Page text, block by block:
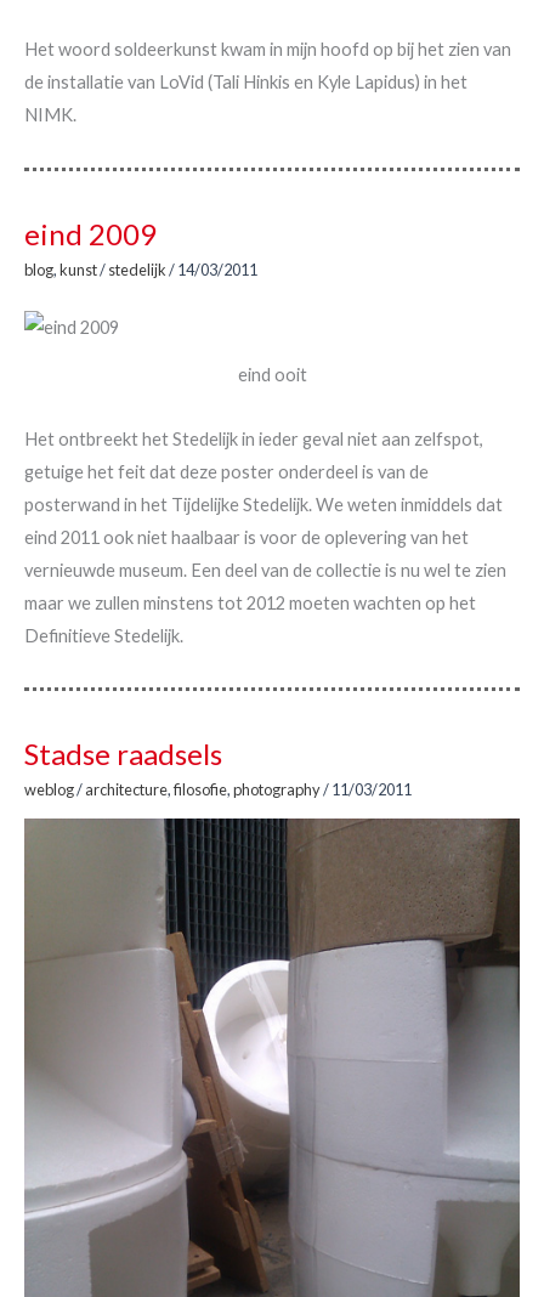
Het woord soldeerkunst kwam in mijn hoofd op bij het zien van
de installatie van LoVid (Tali Hinkis en Kyle Lapidus) in het
NIMK.
eind 2009
blog,kunst/stedelijk/14/03/2011
eind ooit
Het ontbreekt het Stedelijk in ieder geval niet aan zelfspot,
getuige het feit dat deze poster onderdeel is van de
posterwand in het Tijdelijke Stedelijk. We weten inmiddels dat
eind 2011 ook niet haalbaar is voor de oplevering van het
vernieuwde museum. Een deel van de collectie is nu wel te zien
maar we zullen minstens tot 2012 moeten wachten op het
Definitieve Stedelijk.
Stadse raadsels
weblog/architecture,filosofie,photography/11/03/2011